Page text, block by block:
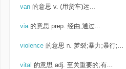
van 的意思 v. (用货车)运...
via 的意思 prep. 经由;通过...
violence 的意思 n. 梦裂;暴力;暴行;...
vital 的意思 adj. 至关重要的;有...